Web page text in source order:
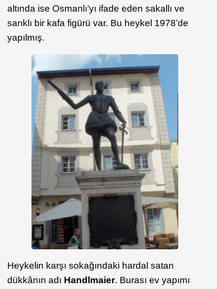
altında ise Osmanlı’yı ifade eden sakallı ve
sarıklı bir kafa figürü var. Bu heykel 1978’de
yapılmış.
Heykelin karşı sokağındaki hardal satan
dükkânın adı Handlmaier. Burası ev yapımı